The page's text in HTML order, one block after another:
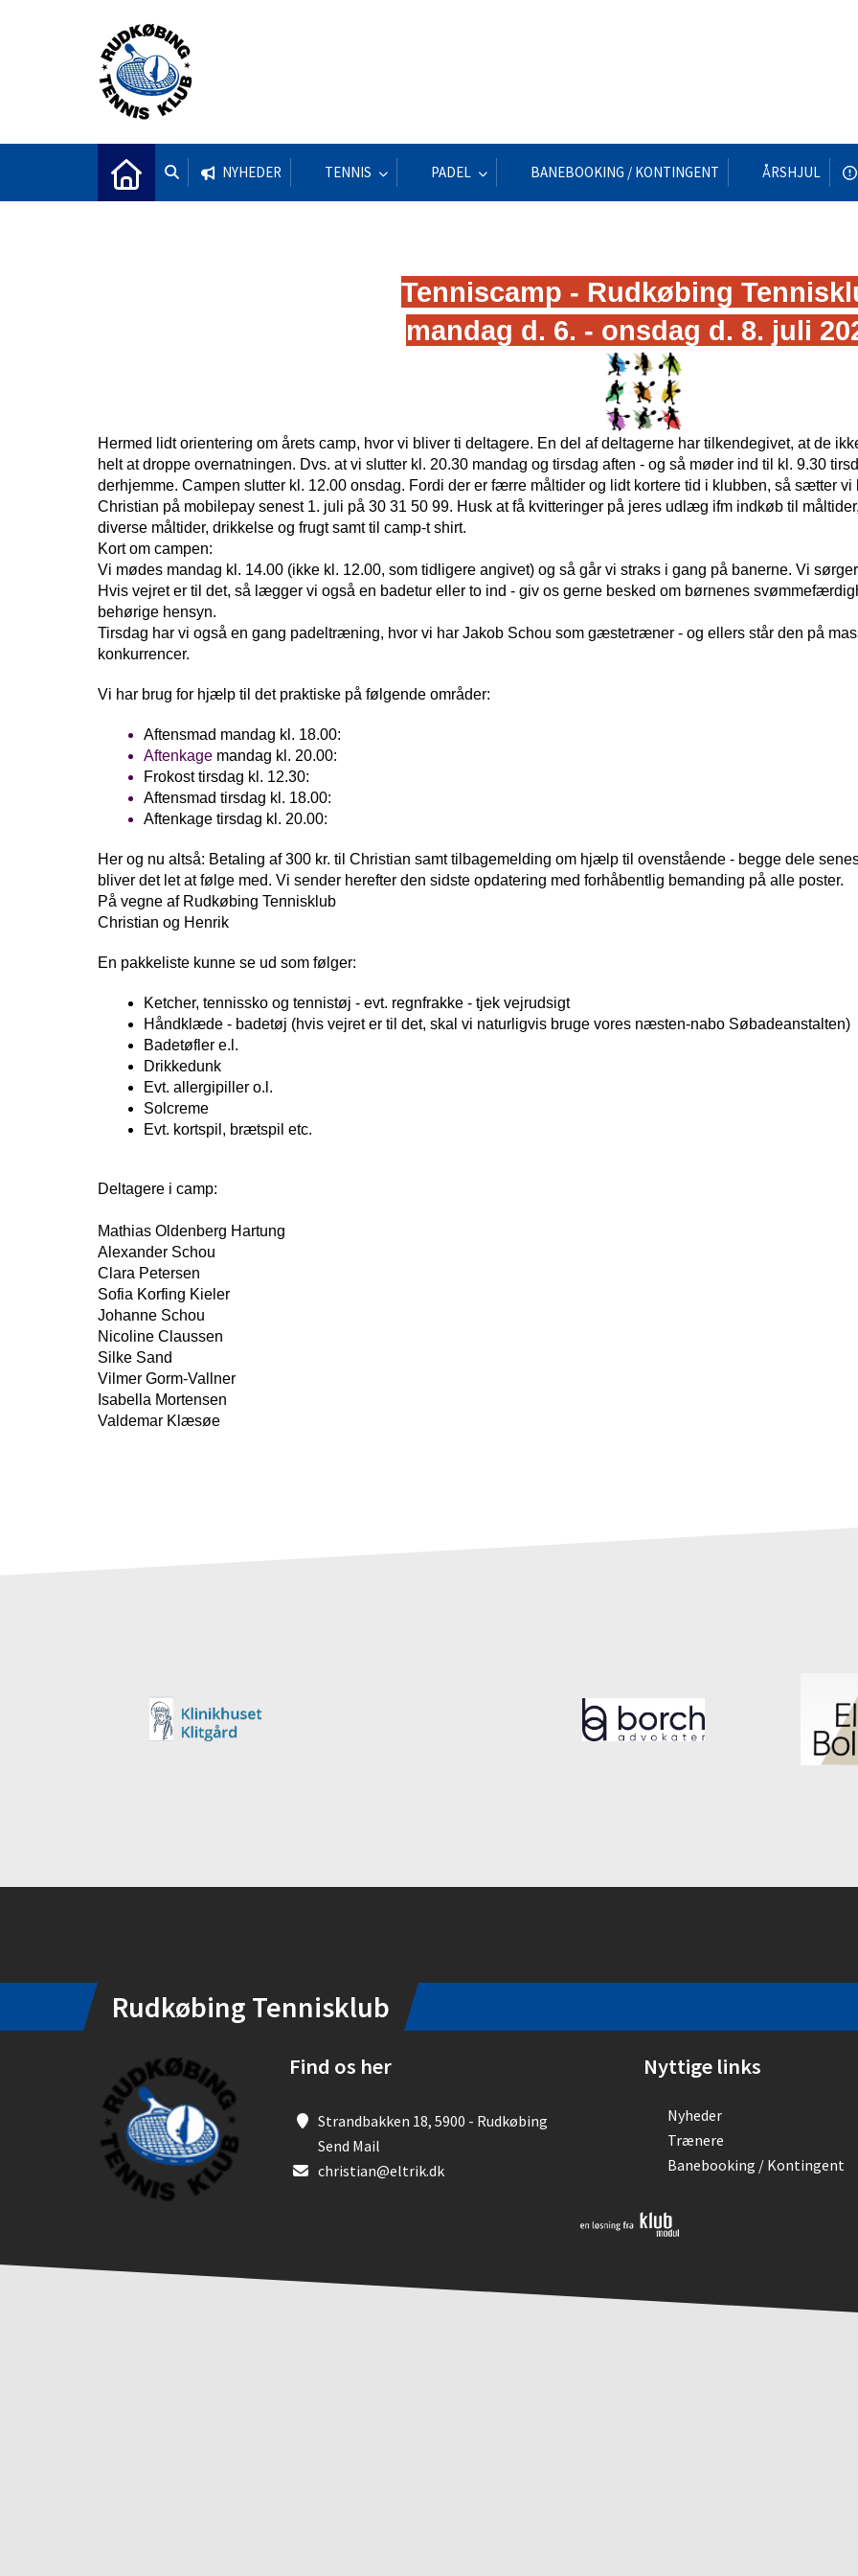
NYHEDER TENNIS PADEL BANEBOOKING / KONTINGENT ÅRSHJUL
Tenniscamp - Rudkøbing
mandag d. 6. - onsdag d. 8. juli
Hermed lidt orientering om årets camp, hvor vi bliver ti deltagere. En del af deltagerne har tilkendegivet, at de
helt at droppe overnatningen. Dvs. at vi slutter kl. 20.30 mandag og tirsdag aften - og så møder ind til kl. 9.30
derhjemme. Campen slutter kl. 12.00 onsdag. Fordi der er færre måltider og lidt kortere tid i klubben, så sætter vi
Christian på mobilepay senest 1. juli på 30 31 50 99. Husk at få kvitteringer på jeres udlæg ifm indkøb til
diverse måltider, drikkelse og frugt samt til camp-t shirt.
Kort om campen:
Vi mødes mandag kl. 14.00 (ikke kl. 12.00, som tidligere angivet) og så går vi straks i gang på banerne. Vi
Hvis vejret er til det, så lægger vi også en badetur eller to ind - giv os gerne besked om børnenes
behørige hensyn.
Tirsdag har vi også en gang padeltræning, hvor vi har Jakob Schou som gæstetræner - og ellers står den på
konkurrencer.
Vi har brug for hjælp til det praktiske på følgende områder:
Aftensmad mandag kl. 18.00:
Aftenkage mandag kl. 20.00:
Frokost tirsdag kl. 12.30:
Aftensmad tirsdag kl. 18.00:
Aftenkage tirsdag kl. 20.00:
Her og nu altså: Betaling af 300 kr. til Christian samt tilbagemelding om hjælp til ovenstående - begge dele
bliver det let at følge med. Vi sender herefter den sidste opdatering med forhåbentlig bemanding på alle poster.
På vegne af Rudkøbing Tennisklub
Christian og Henrik
En pakkeliste kunne se ud som følger:
Ketcher, tennissko og tennistøj - evt. regnfrakke - tjek vejrudsigt
Håndklæde - badetøj (hvis vejret er til det, skal vi naturligvis bruge vores næsten-nabo Søbadeanstalten)
Badetøfler e.l.
Drikkedunk
Evt. allergipiller o.l.
Solcreme
Evt. kortspil, brætspil etc.
Deltagere i camp:
Mathias Oldenberg Hartung
Alexander Schou
Clara Petersen
Sofia Korfing Kieler
Johanne Schou
Nicoline Claussen
Silke Sand
Vilmer Gorm-Vallner
Isabella Mortensen
Valdemar Klæsøe
Rudkøbing Tennisklub
Find os her
Strandbakken 18, 5900 - Rudkøbing
Send Mail
christian@eltrik.dk
Nyttige links
Nyheder
Trænere
Banebooking / Kontingent